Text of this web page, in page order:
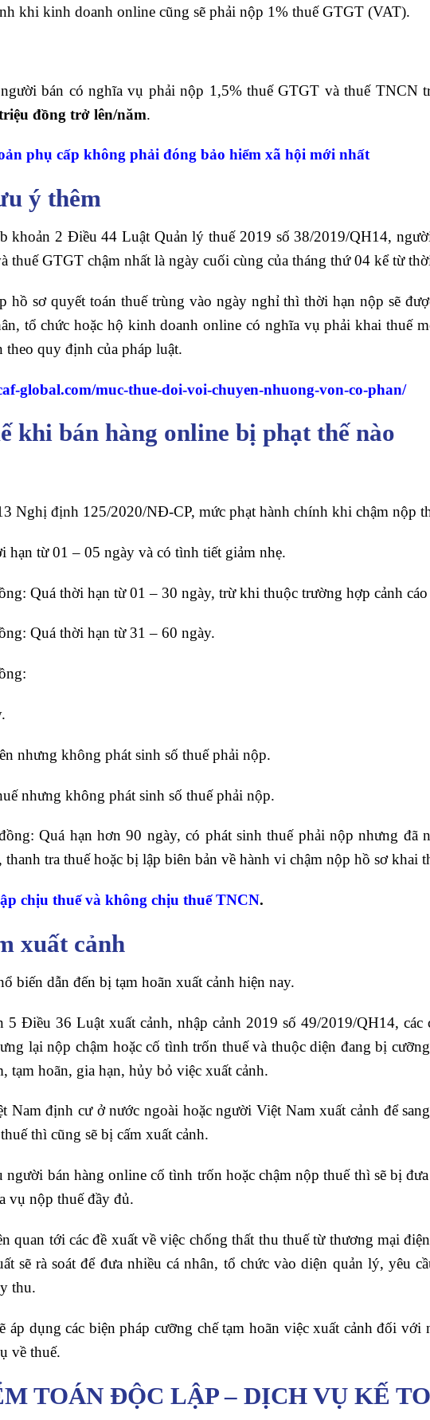
khi kinh doanh online cũng sẽ phải nộp 1% thuế GTGT (VAT).
bán có nghĩa vụ phải nộp 1,5% thuế GTGT và thuế TNCN
đồng trở lên/năm.
phụ cấp không phải đóng bảo hiểm xã hội mới nhất
ý thêm
khoản 2 Điều 44 Luật Quản lý thuế 2019 số 38/2019/QH14,
thuế GTGT chậm nhất là ngày cuối cùng của tháng thứ 04 kể từ
hồ sơ quyết toán thuế trùng vào ngày nghỉ thì thời hạn nộp sẽ
tổ chức hoặc hộ kinh doanh online có nghĩa vụ phải khai thuế
theo quy định của pháp luật.
global.com/muc-thue-doi-voi-chuyen-nhuong-von-co-phan/
khi bán hàng online bị phạt thế nào
Nghị định 125/2020/NĐ-CP, mức phạt hành chính khi chậm nộp
hạn từ 01 – 05 ngày và có tình tiết giảm nhẹ.
Quá thời hạn từ 01 – 30 ngày, trừ khi thuộc trường hợp cảnh
Quá thời hạn từ 31 – 60 ngày.
nhưng không phát sinh số thuế phải nộp.
nhưng không phát sinh số thuế phải nộp.
Quá hạn hơn 90 ngày, có phát sinh thuế phải nộp nhưng đã
tra thuế hoặc bị lập biên bản về hành vi chậm nộp hồ sơ khai
chịu thuế và không chịu thuế TNCN.
xuất cảnh
biến dẫn đến bị tạm hoãn xuất cảnh hiện nay.
Điều 36 Luật xuất cảnh, nhập cảnh 2019 số 49/2019/QH14, các
lại nộp chậm hoặc cố tình trốn thuế và thuộc diện đang bị
tạm hoãn, gia hạn, hủy bỏ việc xuất cảnh.
Nam định cư ở nước ngoài hoặc người Việt Nam xuất cảnh để
thì cũng sẽ bị cấm xuất cảnh.
người bán hàng online cố tình trốn hoặc chậm nộp thuế thì sẽ bị
vụ nộp thuế đầy đủ.
quan tới các đề xuất về việc chống thất thu thuế từ thương mại
sẽ rà soát để đưa nhiều cá nhân, tổ chức vào diện quản lý, yêu
thu.
áp dụng các biện pháp cưỡng chế tạm hoãn việc xuất cảnh đối
về thuế.
TOÁN ĐỘC LẬP – DỊCH VỤ KẾ